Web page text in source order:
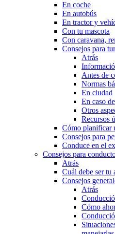
En coche
En autobús
En tractor y
Con tu mascota
Con caravana,
Consejos para
Atrás
Antes de
Normas
En ciudad
En caso
Otros
Recursos
Cómo planificar
Consejos para
Conduce en el
Consejos para
Atrás
Cuál debe ser tu
Consejos
Atrás
Cómo